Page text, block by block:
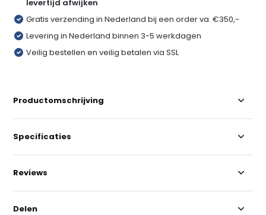
levertijd afwijken
Gratis verzending in Nederland bij een order va. €350,-
Levering in Nederland binnen 3-5 werkdagen
Veilig bestellen en veilig betalen via SSL
Productomschrijving
Specificaties
Reviews
Delen